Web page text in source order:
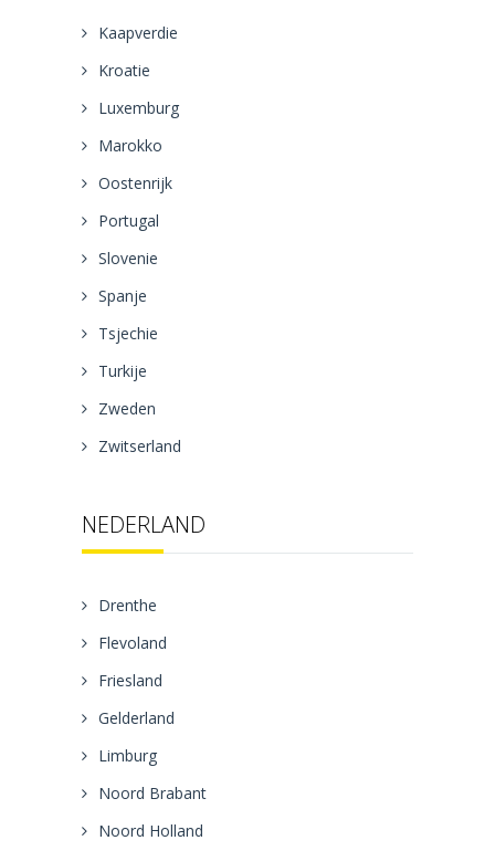
Kaapverdie
Kroatie
Luxemburg
Marokko
Oostenrijk
Portugal
Slovenie
Spanje
Tsjechie
Turkije
Zweden
Zwitserland
NEDERLAND
Drenthe
Flevoland
Friesland
Gelderland
Limburg
Noord Brabant
Noord Holland